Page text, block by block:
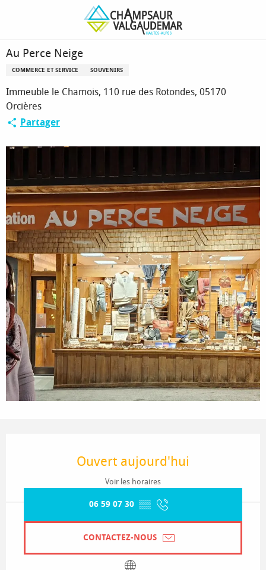
principal
Au Perce Neige
Au Perce Neige
COMMERCE ET SERVICE SOUVENIRS
Immeuble le Chamois, 110 rue des Rotondes, 05170
Orcières
Partager
Ouvert aujourd'hui
Voir les horaires
06 59 07 30 ▒▒
CONTACTEZ-NOUS